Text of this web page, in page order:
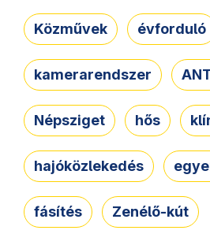
Közművek évforduló
kamerarendszer
Népsziget hős
hajóközlekedés
fásítés Zenélő-kút